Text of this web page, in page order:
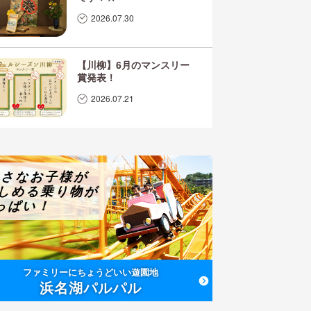
2026.07.30
【川柳】6月のマンスリー
賞発表！
2026.07.21
なお子様が
める乗り物が
ぱい！
ファミリーにちょうどいい遊園地
浜名湖パルパル